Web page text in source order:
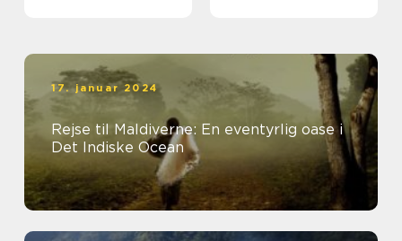
17. januar 2024
Rejse til Maldiverne: En eventyrlig oase i
Det Indiske Ocean